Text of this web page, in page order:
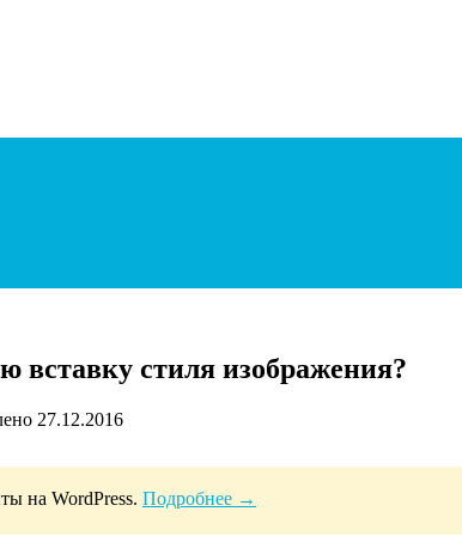
вставку стиля изображения?
27.12.2016
на WordPress. Подробнее →